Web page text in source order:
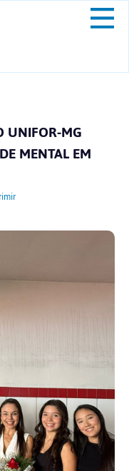
UNIFOR-MG
MENTAL EM